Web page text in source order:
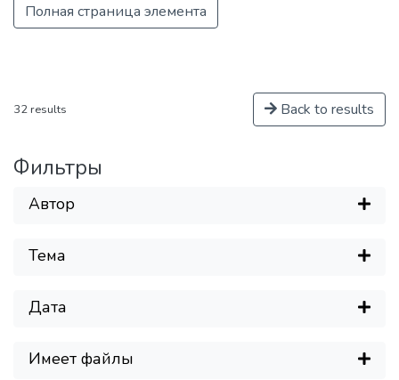
Полная страница элемента
32 results Back to results
Фильтры
Автор
Тема
Дата
Имеет файлы